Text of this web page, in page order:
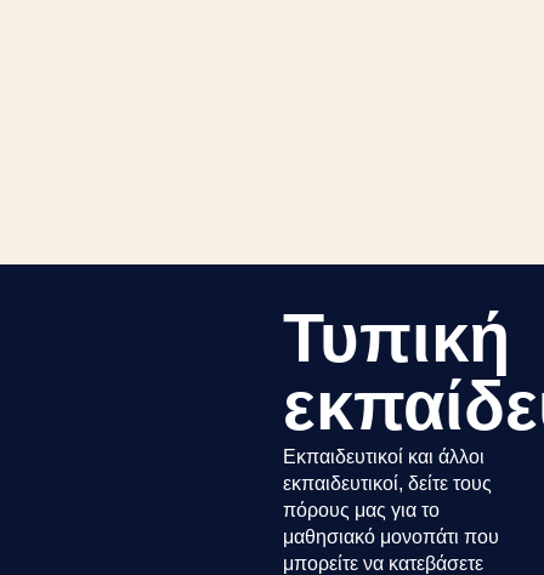
Τυπική
Εκπαιδευτικοί και άλλοι
εκπαιδευτικοί, δείτε τους
πόρους μας για το
μαθησιακό μονοπάτι που
μπορείτε να κατεβάσετε